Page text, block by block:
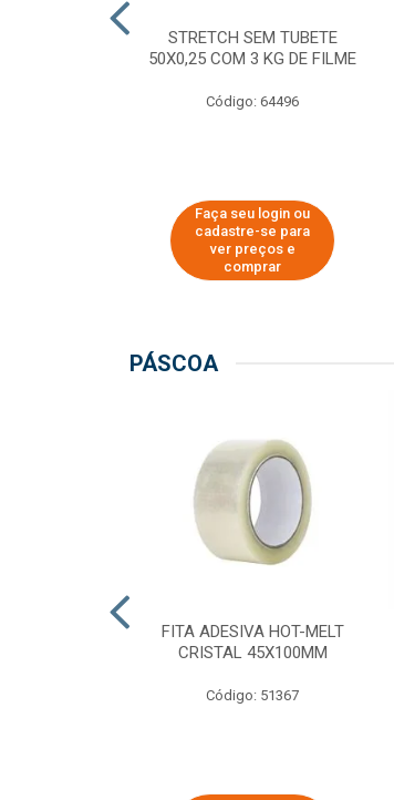
STRETCH SEM TUBETE
50X0,25 COM 3 KG DE FILME
Código: 64496
Faça seu login ou
cadastre-se para
ver preços e
comprar
PÁSCOA
FITA ADESIVA HOT-MELT
CRISTAL 45X100MM
Código: 51367